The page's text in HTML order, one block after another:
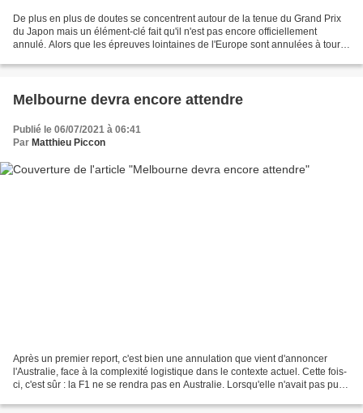
De plus en plus de doutes se concentrent autour de la tenue du Grand Prix
du Japon mais un élément-clé fait qu'il n'est pas encore officiellement
annulé. Alors que les épreuves lointaines de l'Europe sont annulées à tour
Melbourne devra encore attendre
Publié le 06/07/2021 à 06:41
Par Matthieu Piccon
Après un premier report, c'est bien une annulation que vient d'annoncer
l'Australie, face à la complexité logistique dans le contexte actuel. Cette fois-
ci, c'est sûr : la F1 ne se rendra pas en Australie. Lorsqu'elle n'avait pas pu